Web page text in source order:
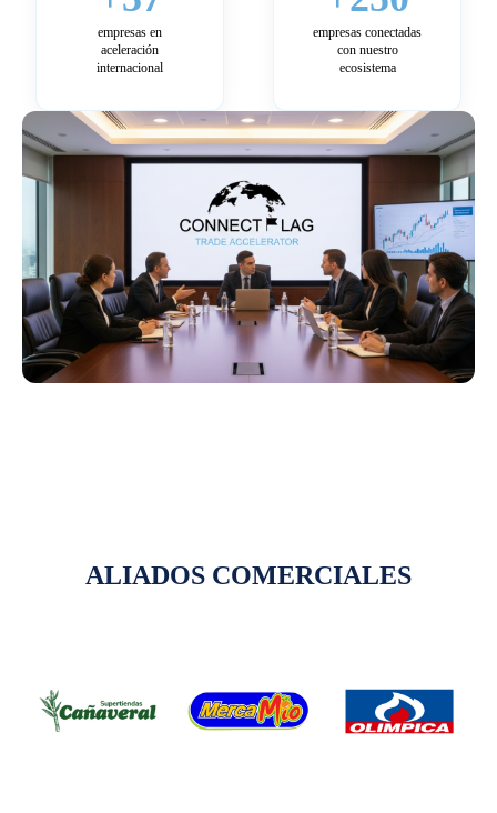
empresas en
aceleración
internacional
empresas conectadas
con nuestro
ecosistema
ALIADOS COMERCIALES